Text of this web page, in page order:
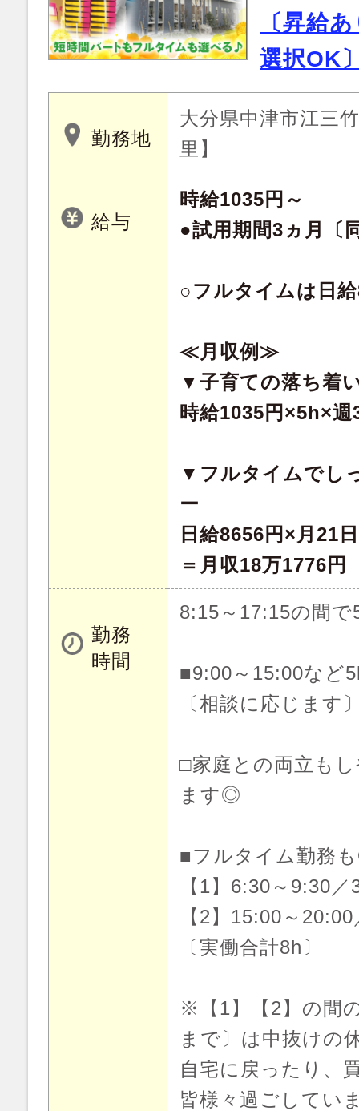
〔昇給
選択OK
勤務地
大分県中津市江三
里】
給与
時給1035円～
●試用期間3ヵ月〔
○フルタイムは日
≪月収例≫
▼子育ての落ち着
時給1035円×5h×
▼フルタイムでし
ー
日給8656円×月21日
＝月収18万1776円
勤務
時間
8:15～17:15の間で
■9:00～15:00など
〔相談に応じます
□家庭との両立も
ます◎
■フルタイム勤務
【1】6:30～9:30／
【2】15:00～
〔実働合計8h〕
※【1】【2】の間
まで〕は中抜けの
自宅に戻ったり、
皆様々過ごしてい